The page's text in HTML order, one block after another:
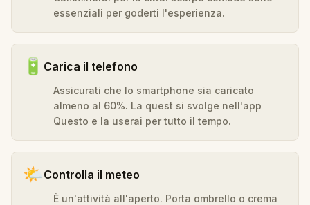
essenziali per goderti l'esperienza.
🔋 Carica il telefono
Assicurati che lo smartphone sia caricato
almeno al 60%. La quest si svolge nell'app
Questo e la userai per tutto il tempo.
🌤️Controlla il meteo
È un'attività all'aperto. Porta ombrello o crema